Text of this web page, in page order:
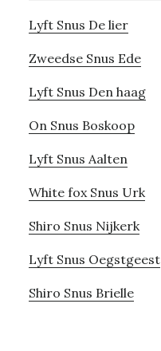
Lyft Snus De lier
Zweedse Snus Ede
Lyft Snus Den haag
On Snus Boskoop
Lyft Snus Aalten
White fox Snus Urk
Shiro Snus Nijkerk
Lyft Snus Oegstgeest
Shiro Snus Brielle